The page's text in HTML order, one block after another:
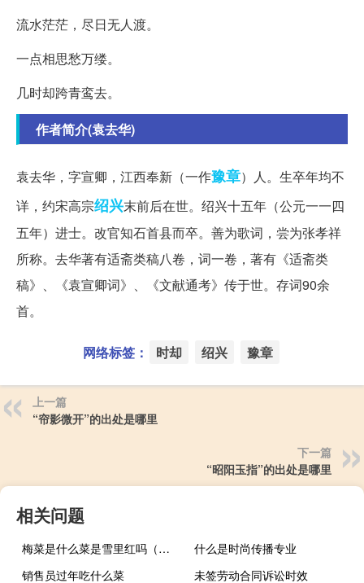
流水茫茫，尽日无人渡。
一点相思愁万缕。
几时却跨青鸾去。
作者简介(袁去华)
袁去华，字宣卿，江西奉新（一作豫章）人。生卒年均不
详，约宋高宗绍兴末前后在世。绍兴十五年（公元一一四
五年）进士。改官知石首县而卒。善为歌词，尝为张孝祥
所称。去华著有适斋类稿八卷，词一卷，著有《适斋类
稿》、《袁宣卿词》、《文献通考》传于世。存词90余
首。
网络标签： 时却 绍兴 豫章
上一篇
“帘影微开”的出处是哪里
下一篇
“昭阳玉指”的出处是哪里
相关问题
梅菜是什么菜是雪里红吗（梅菜是什么菜）
什么是时尚传播专业
销售员过年吃什么菜
未签劳动合同诉讼时效